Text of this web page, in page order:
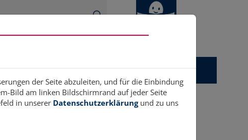
Digitales Ukrainehilfe Anerkennung
der Seite abzuleiten, und für die Einbindung
Bild am linken Bildschirmrand auf jeder Seite
in unserer Datenschutzerklärungund zu uns